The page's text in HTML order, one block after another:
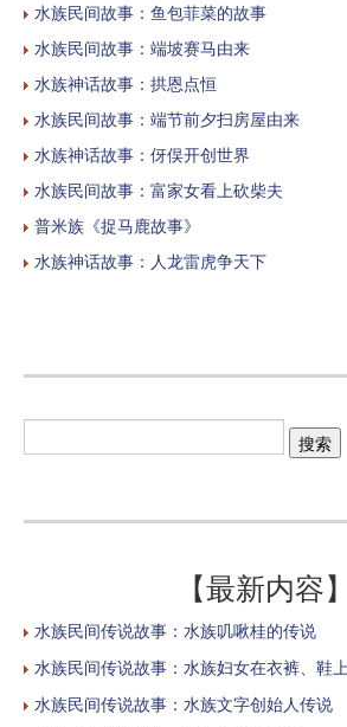
水族民间故事：鱼包菲菜的故事
水族民间故事：端坡赛马由来
水族神话故事：拱恩点恒
水族民间故事：端节前夕扫房屋由来
水族神话故事：伢俣开创世界
水族民间故事：富家女看上砍柴夫
普米族《捉马鹿故事》
水族神话故事：人龙雷虎争天下
【最新内容】
水族民间传说故事：水族叽啾桂的传说
水族民间传说故事：水族妇女在衣裤、鞋
水族民间传说故事：水族文字创始人传说